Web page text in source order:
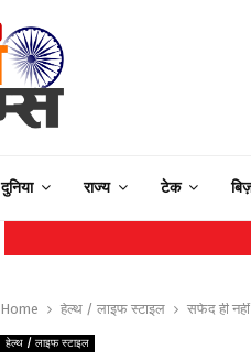
दुनिया राज्य टेक
Home हेल्थ / लाइफ स्टाइल सफेद ही
हेल्थ / लाइफ स्टाइल